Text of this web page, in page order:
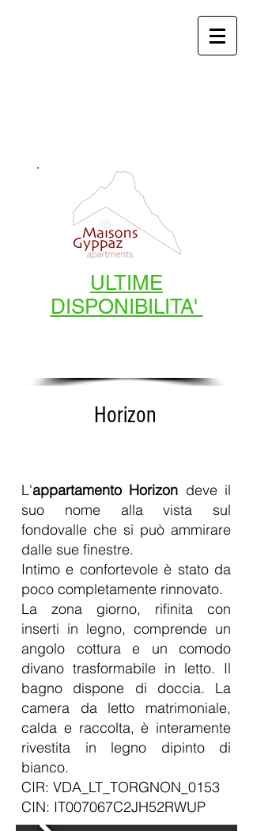
ULTIME
DISPONIBILITA'
Horizon
L'appartamento Horizon deve il
suo nome alla vista sul
fondovalle che si può ammirare
dalle sue finestre.
Intimo e confortevole è stato da
poco completamente rinnovato.
La zona giorno, rifinita con
inserti in legno, comprende un
angolo cottura e un comodo
divano trasformabile in letto. Il
bagno dispone di doccia. La
camera da letto matrimoniale,
calda e raccolta, è interamente
rivestita in legno dipinto di
bianco.
CIR: VDA_LT_TORGNON_0153
CIN: IT007067C2JH52RWUP